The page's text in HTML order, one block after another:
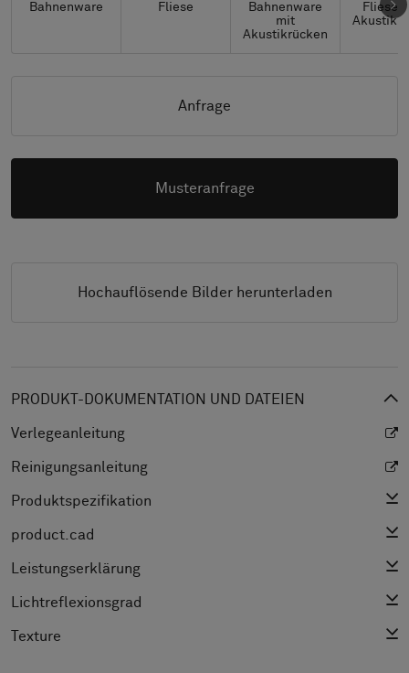
Bahnenware Fliese
Bahnenware
mit
Akustikrücken
Fliesen
Anfrage
Musteranfrage
Hochauflösende Bilder herunterladen
PRODUKT-DOKUMENTATION UND DATEIEN
Verlegeanleitung
Reinigungsanleitung
Produktspezifikation
product.cad
Leistungserklärung
Lichtreflexionsgrad
Texture